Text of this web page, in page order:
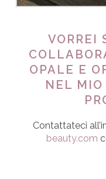
VORREI
OPALE E
NEL MIO
Contattateci
beauty.com